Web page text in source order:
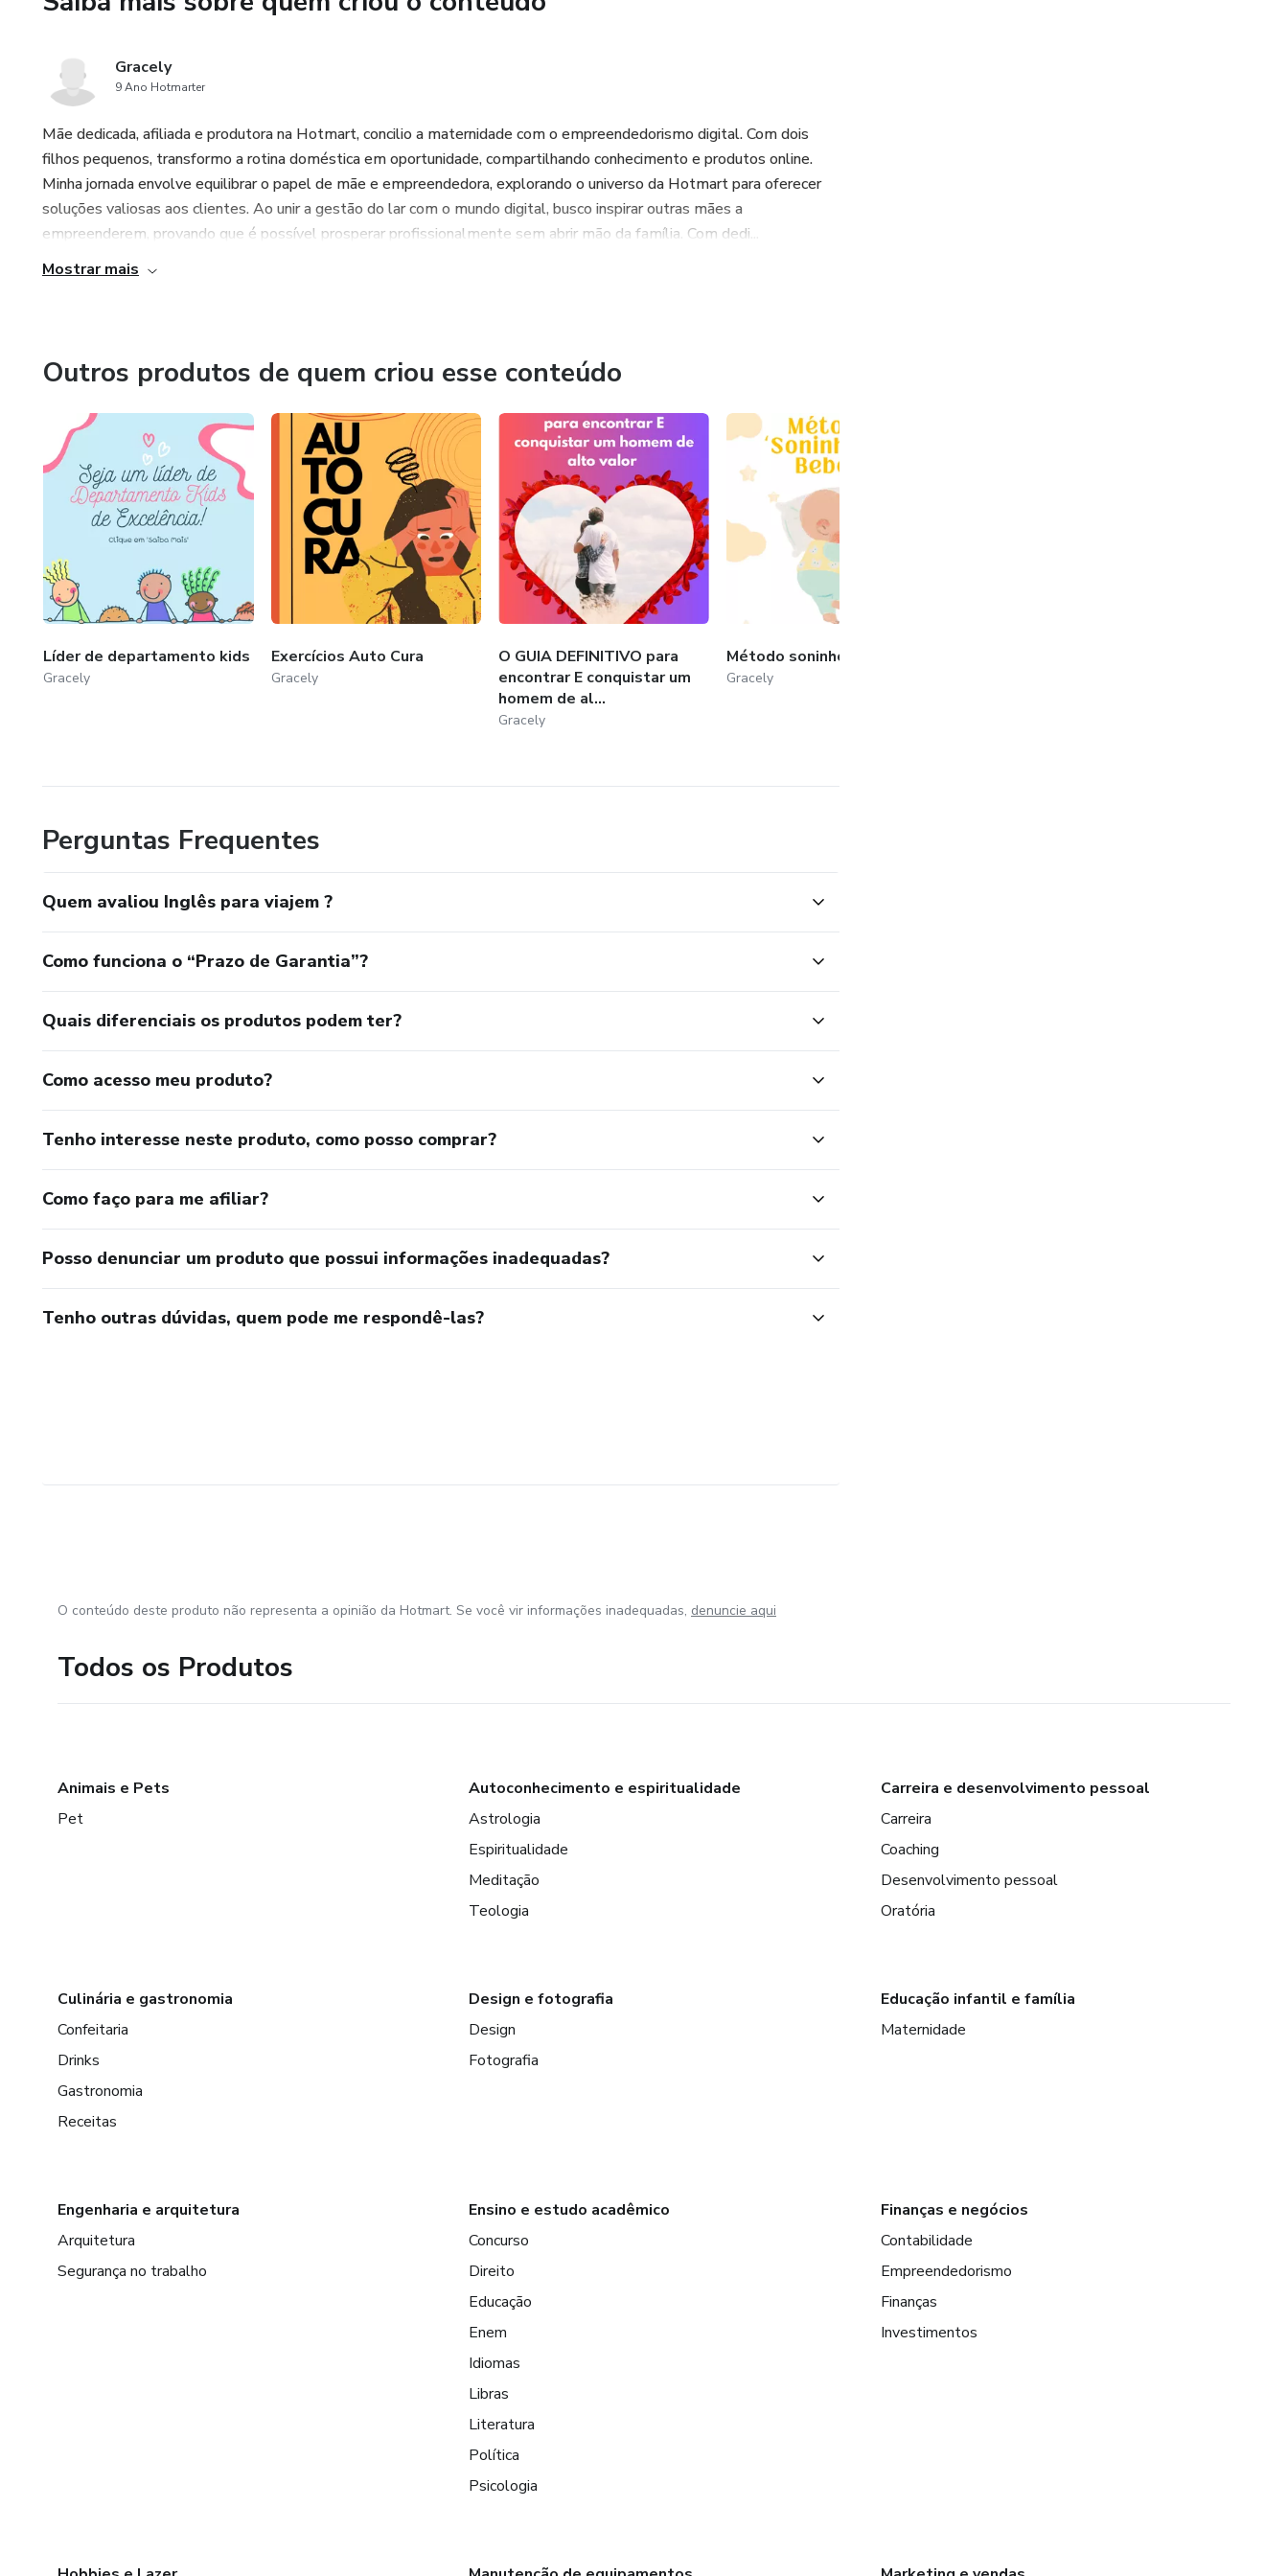
Gracely
9 Ano Hotmarter
Mãe dedicada, afiliada e produtora na Hotmart, concilio a maternidade com o empreendedorismo digital. Com dois
filhos pequenos, transformo a rotina doméstica em oportunidade, compartilhando conhecimento e produtos online.
Minha jornada envolve equilibrar o papel de mãe e empreendedora, explorando o universo da Hotmart para oferecer
soluções valiosas aos clientes. Ao unir a gestão do lar com o mundo digital, busco inspirar outras mães a
empreenderem, provando que é possível prosperar profissionalmente sem abrir mão da família. Com dedi...
Mostrar mais
Outros produtos de quem criou esse conteúdo
Líder de departamento kids
Gracely
Exercícios Auto Cura
Gracely
O GUIA DEFINITIVO para
encontrar E conquistar um
homem de al...
Gracely
Método soninho do bebê
Gracely
Perguntas Frequentes
Quem avaliou Inglês para viajem ?
Como funciona o “Prazo de Garantia”?
Quais diferenciais os produtos podem ter?
Como acesso meu produto?
Tenho interesse neste produto, como posso comprar?
Como faço para me afiliar?
Posso denunciar um produto que possui informações inadequadas?
Tenho outras dúvidas, quem pode me respondê-las?
O conteúdo deste produto não representa a opinião da Hotmart. Se você vir informações inadequadas, denuncie aqui
Todos os Produtos
Animais e Pets
Pet
Autoconhecimento e espiritualidade
Astrologia
Espiritualidade
Meditação
Teologia
Carreira e desenvolvimento pessoal
Carreira
Coaching
Desenvolvimento pessoal
Oratória
Culinária e gastronomia
Confeitaria
Drinks
Gastronomia
Receitas
Design e fotografia
Design
Fotografia
Educação infantil e família
Maternidade
Engenharia e arquitetura
Arquitetura
Segurança no trabalho
Ensino e estudo acadêmico
Concurso
Direito
Educação
Enem
Idiomas
Libras
Literatura
Política
Psicologia
Finanças e negócios
Contabilidade
Empreendedorismo
Finanças
Investimentos